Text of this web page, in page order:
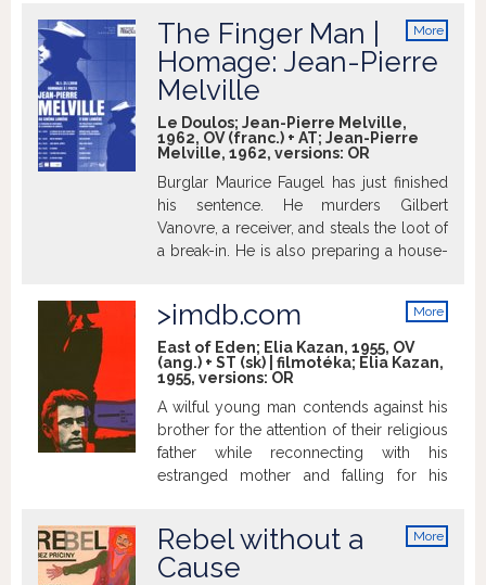
to religion and Catholicism and Léon
lends books to her. Barny converts to the
Catholicism and becomes closer to
Léon, feeling an unrequited desire for
him. >imdb.com
More
The Finger Man |
Homage: Jean-Pierre
Melville
Le Doulos; Jean-Pierre Melville,
1962, OV (franc.) + AT; Jean-Pierre
Melville, 1962, versions: OR
Burglar Maurice Faugel has just finished
his sentence. He murders Gilbert
Vanovre, a receiver, and steals the loot of
a break-in. He is also preparing a house-
police informer ... A movie whose "all
characters are two-faced, all characters
are false", according to director Jean-
Pierre Melville. >imdb.com
More
>imdb.com
East of Eden; Elia Kazan, 1955, OV
(ang.) + ST (sk) | filmotéka; Elia Kazan,
1955, versions: OR
A wilful young man contends against his
brother for the attention of their religious
father while reconnecting with his
estranged mother and falling for his
More
Rebel without a
Cause